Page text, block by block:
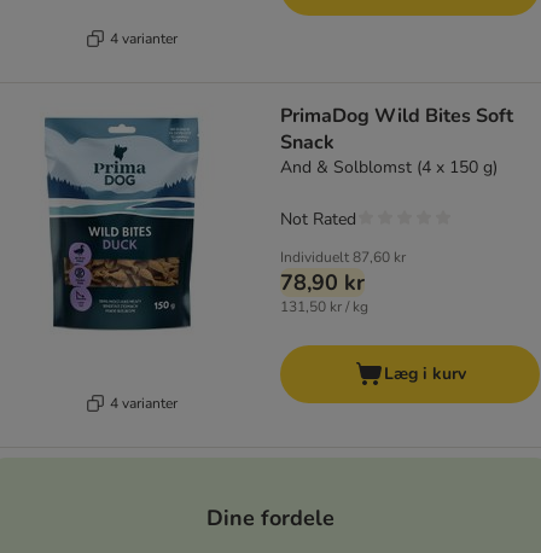
4 varianter
4 varianter
PrimaDog Wild Bites Soft
Snack
And & Solblomst (4 x 150 g)
Individuelt87,60 kr
78,90 kr
131,50 kr / kg
Not Rated
Læg i kurv
Dine fordele